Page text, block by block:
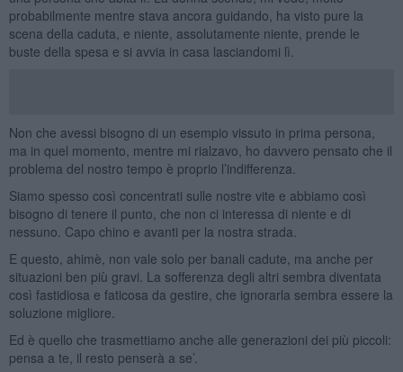
probabilmente mentre stava ancora guidando, ha visto pure la
scena della caduta, e niente, assolutamente niente, prende le
buste della spesa e si avvia in casa lasciandomi lì.
Non che avessi bisogno di un esempio vissuto in prima persona,
ma in quel momento, mentre mi rialzavo, ho davvero pensato che il
problema del nostro tempo è proprio l’indifferenza.
Siamo spesso così concentrati sulle nostre vite e abbiamo così
bisogno di tenere il punto, che non ci interessa di niente e di
nessuno. Capo chino e avanti per la nostra strada.
E questo, ahimè, non vale solo per banali cadute, ma anche per
situazioni ben più gravi. La sofferenza degli altri sembra diventata
così fastidiosa e faticosa da gestire, che ignorarla sembra essere la
soluzione migliore.
Ed è quello che trasmettiamo anche alle generazioni dei più piccoli:
pensa a te, il resto penserà a se’.